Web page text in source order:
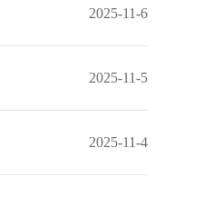
2025-11-6
2025-11-5
2025-11-4